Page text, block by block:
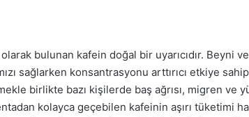
bulunan kafein doğal bir uyarıcıdır. Beyni
sağlarken konsantrasyonu arttırıcı etkiye
birlikte bazı kişilerde baş ağrısı, migren ve
kolayca geçebilen kafeinin aşırı tüketimi